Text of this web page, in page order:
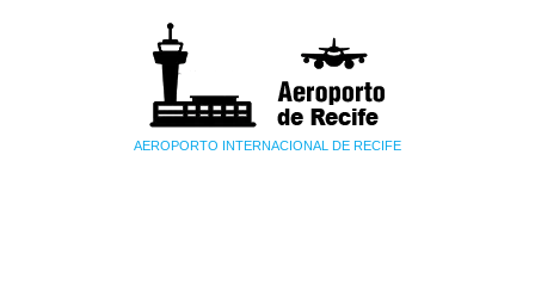
AEROPORTO INTERNACIONAL DE RECIFE